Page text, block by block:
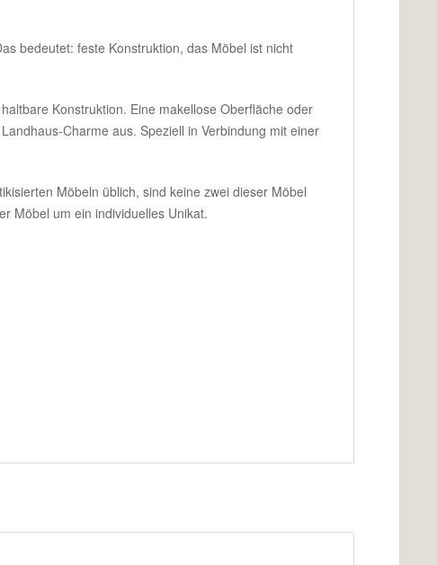
bedeutet: feste Konstruktion, das Möbel ist nicht
Konstruktion. Eine makellose Oberfläche oder
Charme aus. Speziell in Verbindung mit einer
Möbeln üblich, sind keine zwei dieser Möbel
Möbel um ein individuelles Unikat.